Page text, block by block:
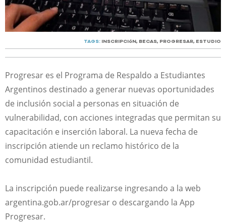
TAGS: INSCRIPCIóN, BECAS, PROGRESAR, ESTUDIO
Progresar es el Programa de Respaldo a Estudiantes
Argentinos destinado a generar nuevas oportunidades
de inclusión social a personas en situación de
vulnerabilidad, con acciones integradas que permitan su
capacitación e inserción laboral. La nueva fecha de
inscripción atiende un reclamo histórico de la
comunidad estudiantil.
La inscripción puede realizarse ingresando a la web
argentina.gob.ar/progresar o descargando la App
Progresar.